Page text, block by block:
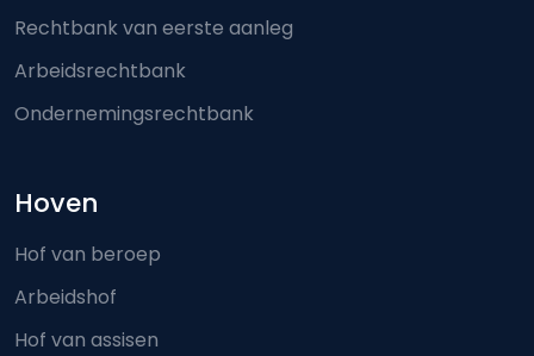
Rechtbank van eerste aanleg
Arbeidsrechtbank
Ondernemingsrechtbank
Hoven
Hof van beroep
Arbeidshof
Hof van assisen